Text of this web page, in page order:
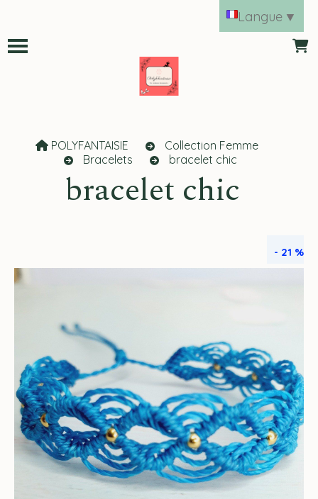
POLYFANTAISIE
Collection Femme
Bracelets
bracelet chic
bracelet chic
- 21 %
Langue ▼